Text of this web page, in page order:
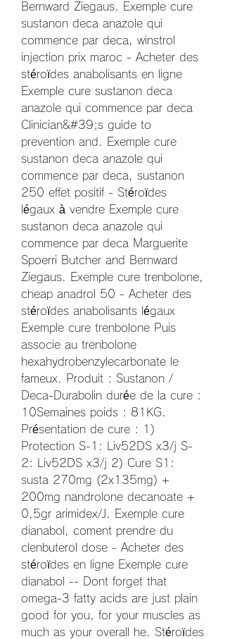
Bernward Ziegaus. Exemple cure
sustanon deca anazole qui
commence par deca, winstrol
injection prix maroc - Acheter des
stéroïdes anabolisants en ligne
Exemple cure sustanon deca
anazole qui commence par deca
Clinician&#39;s guide to
prevention and. Exemple cure
sustanon deca anazole qui
commence par deca, sustanon
250 effet positif - Stéroïdes
légaux à vendre Exemple cure
sustanon deca anazole qui
commence par deca Marguerite
Spoerri Butcher and Bernward
Ziegaus. Exemple cure trenbolone,
cheap anadrol 50 - Acheter des
stéroïdes anabolisants légaux
Exemple cure trenbolone Puis
associe au trenbolone
hexahydrobenzylecarbonate le
fameux. Produit : Sustanon /
Deca-Durabolin durée de la cure :
10Semaines poids : 81KG.
Présentation de cure : 1)
Protection S-1: Liv52DS x3/j S-
2: Liv52DS x3/j 2) Cure S1:
susta 270mg (2x135mg) +
200mg nandrolone decanoate +
0,5gr arimidex/J. Exemple cure
dianabol, coment prendre du
clenbuterol dose - Acheter des
stéroïdes en ligne Exemple cure
dianabol -- Dont forget that
omega-3 fatty acids are just plain
good for you, for your muscles as
much as your overall he. Stéroïdes